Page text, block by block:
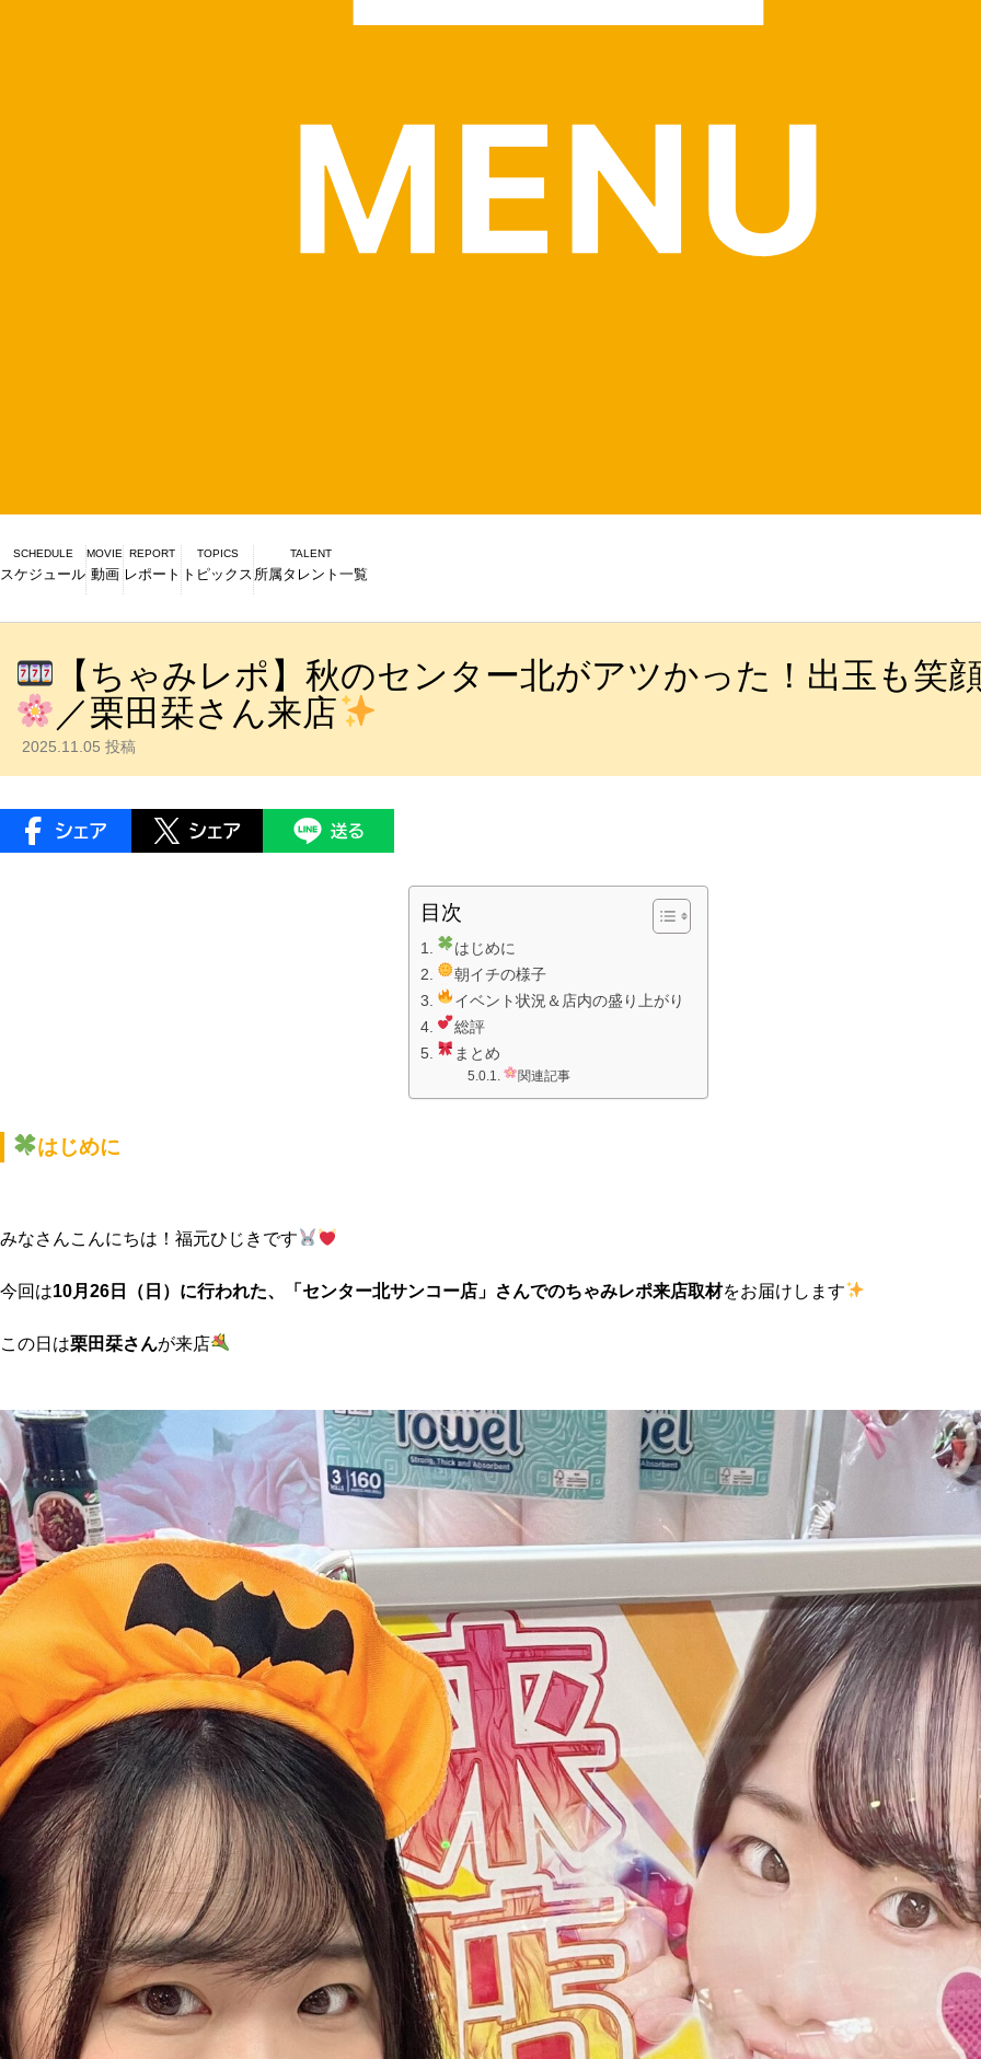
SCHEDULE
スケジュール
MOVIE
動画
REPORT
レポート
TOPICS
トピックス
TALENT
所属タレント一覧
【ちゃみレポ】秋のセンター北がアツかった！出玉も笑
／栗田栞さん来店
2025.11.05 投稿
目次
はじめに
朝イチの様子
イベント状況＆店内の盛り上がり
総評
まとめ
関連記事
はじめに
みなさんこんにちは！福元ひじきです
今回は10月26日（日）に行われた、「センター北サンコー店」さんでのちゃみレポ来店取材をお届けします
この日は栗田栞さんが来店